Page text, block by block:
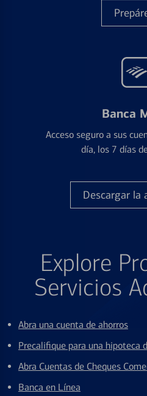
Banca
Acceso seguro a sus
día, los 7 días
Descargar la
Explore
Servicios
Abra una cuenta de ahorros
Precalifique para una hipoteca
Abra Cuentas de Cheques
Banca en Línea